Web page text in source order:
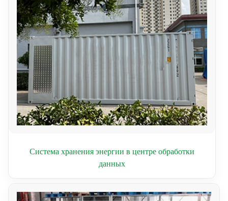
Система хранения энергии в центре обработки
данных